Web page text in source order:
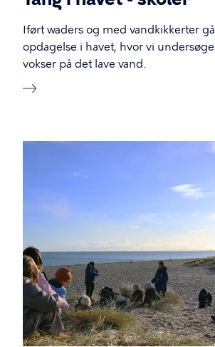
Iført waders og med vandkikkerter
opdagelse i havet, hvor vi
vokser på det lave vand.